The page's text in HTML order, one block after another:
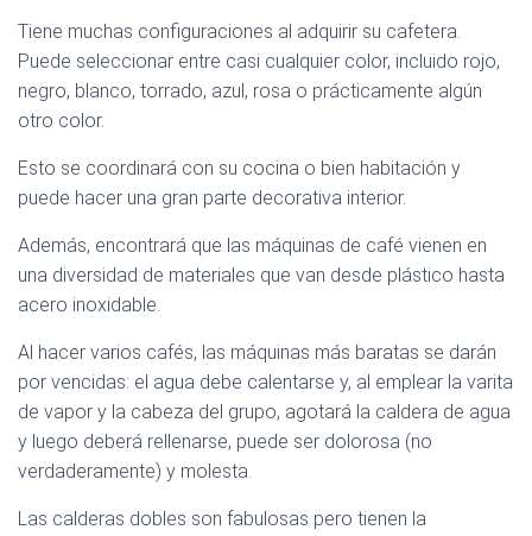
Tiene muchas configuraciones al adquirir su cafetera.
Puede seleccionar entre casi cualquier color, incluido rojo,
negro, blanco, torrado, azul, rosa o prácticamente algún
otro color.
Esto se coordinará con su cocina o bien habitación y
puede hacer una gran parte decorativa interior.
Además, encontrará que las máquinas de café vienen en
una diversidad de materiales que van desde plástico hasta
acero inoxidable.
Al hacer varios cafés, las máquinas más baratas se darán
por vencidas: el agua debe calentarse y, al emplear la varita
de vapor y la cabeza del grupo, agotará la caldera de agua
y luego deberá rellenarse, puede ser dolorosa (no
verdaderamente) y molesta.
Las calderas dobles son fabulosas pero tienen la